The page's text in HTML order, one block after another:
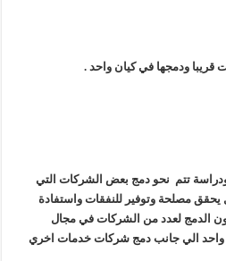
ودراسة تتم نحو دمج بعض الشركات التي
مصلحة وتوفير للنفقات واستفادة
الدمج لعدد من الشركات في مجال
واحد الي جانب دمج شركات خدمات اخري